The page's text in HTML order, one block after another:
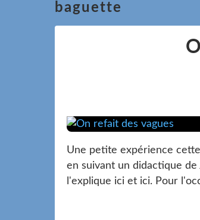
baguette
Une petite expérience
en suivant un didactique de
l'explique ici et ici. Pour